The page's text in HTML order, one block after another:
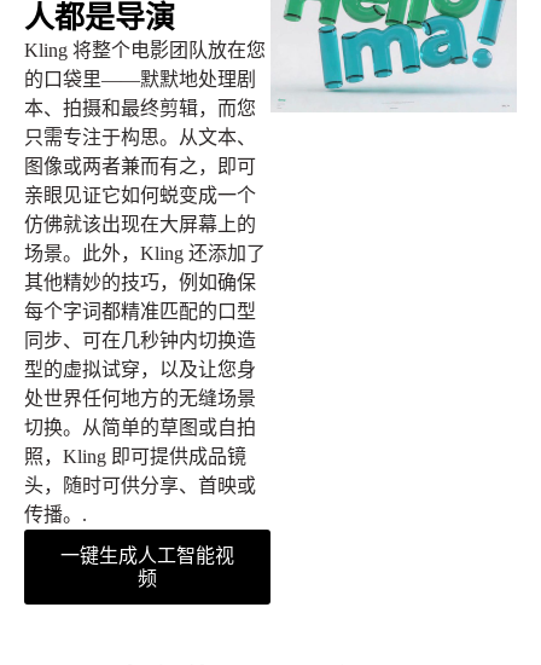
人都是导演
Kling 将整个电影团队放在您
的口袋里——默默地处理剧
本、拍摄和最终剪辑，而您
只需专注于构思。从文本、
图像或两者兼而有之，即可
亲眼见证它如何蜕变成一个
仿佛就该出现在大屏幕上的
场景。此外，Kling 还添加了
其他精妙的技巧，例如确保
每个字词都精准匹配的口型
同步、可在几秒钟内切换造
型的虚拟试穿，以及让您身
处世界任何地方的无缝场景
切换。从简单的草图或自拍
照，Kling 即可提供成品镜
头，随时可供分享、首映或
传播。.
一键生成人工智能视
频